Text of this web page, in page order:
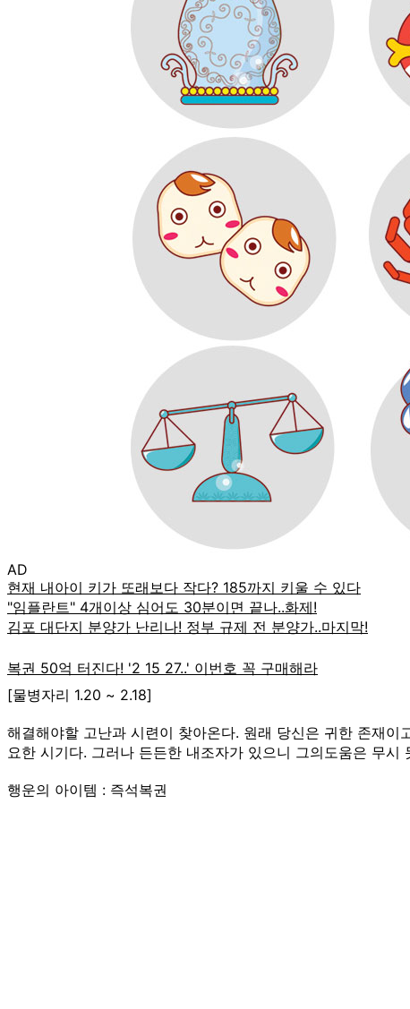
AD
[물병자리 1.20 ~ 2.18]
해결해야할 고난과 시련이 찾아온다. 원래 당신은 귀한 존재
요한 시기다. 그러나 든든한 내조자가 있으니 그의도움은 무
행운의 아이템 : 즉석복권